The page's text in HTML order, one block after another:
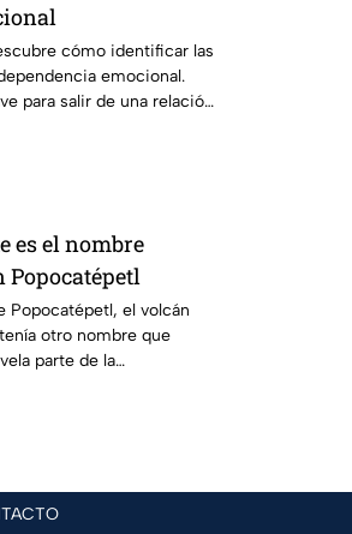
cómo identificar las
emocional.
para salir de una relación
es el nombre
Popocatépetl, el volcán
otro nombre que
parte de la
originarios.